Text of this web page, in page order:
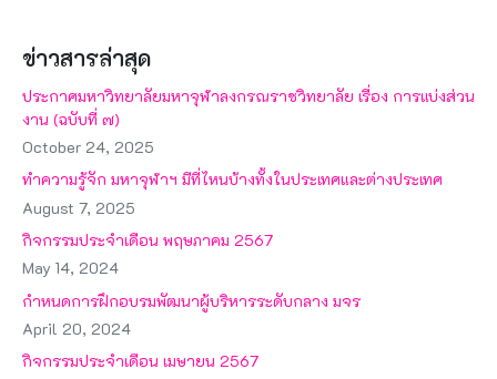
ข่าวสารล่าสุด
ประกาศมหาวิทยาลัยมหาจุฬาลงกรณราชวิทยาลัย เรื่อง การแบ่งส่วน
งาน (ฉบับที่ ๗)
October 24, 2025
ทำความรู้จัก มหาจุฬาฯ มีที่ไหนบ้างทั้งในประเทศและต่างประเทศ
August 7, 2025
กิจกรรมประจำเดือน พฤษภาคม 2567
May 14, 2024
กำหนดการฝึกอบรมพัฒนาผู้บริหารระดับกลาง มจร
April 20, 2024
กิจกรรมประจำเดือน เมษายน 2567